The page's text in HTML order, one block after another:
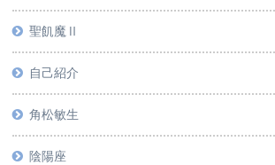
聖飢魔Ⅱ
自己紹介
角松敏生
陰陽座